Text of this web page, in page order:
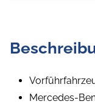
Mercedes-